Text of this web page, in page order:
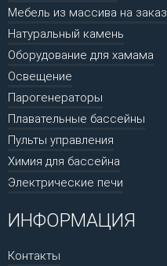
Мебель из массива на заказ
Натуральный камень
Оборудование для хамама
Освещение
Парогенераторы
Плавательные бассейны
Пульты управления
Химия для бассейна
Электрические печи
ИНФОРМАЦИЯ
Контакты